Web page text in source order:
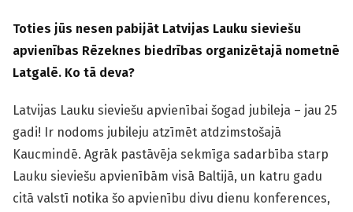
Toties jūs nesen pabijāt Latvijas Lauku sieviešu
apvienības Rēzeknes biedrības organizētajā nometnē
Latgalē. Ko tā deva?
Latvijas Lauku sieviešu apvienībai šogad jubileja – jau 25
gadi! Ir nodoms jubileju atzīmēt atdzimstošajā
Kaucmindē. Agrāk pastāvēja sekmīga sadarbība starp
Lauku sieviešu apvienībām visā Baltijā, un katru gadu
citā valstī notika šo apvienību divu dienu konferences,